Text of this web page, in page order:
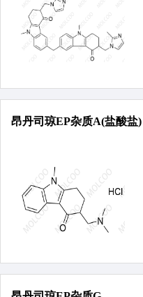
昂丹司琼EP杂质A(盐酸盐)